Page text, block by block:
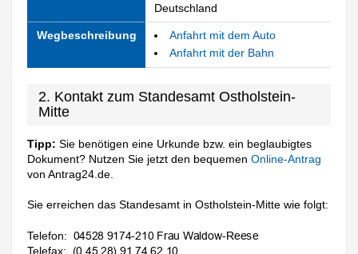
Deutschland
Wegbeschreibung
Anfahrt mit dem Auto
Anfahrt mit der Bahn
2. Kontakt zum Standesamt Ostholstein-
Mitte
Tipp: Sie benötigen eine Urkunde bzw. ein beglaubigtes
Dokument? Nutzen Sie jetzt den bequemenOnline-Antrag
von Antrag24.de.
Sie erreichen das Standesamt in Ostholstein-Mitte wie folgt:
Telefon:
Telefax: